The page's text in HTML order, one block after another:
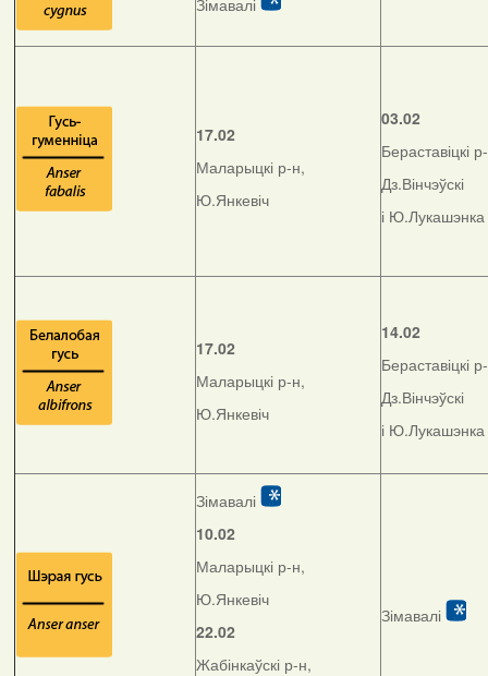
Зімавалі
17.02
Маларыцкі р-н,
Ю.Янкевіч
03.02
Бераставіцкі
Дз.Вінчэўскі
і Ю.Лукашэнка
17.02
Маларыцкі р-н,
Ю.Янкевіч
14.02
Бераставіцкі
Дз.Вінчэўскі
і Ю.Лукашэнка
Зімавалі
10.02
Маларыцкі р-н,
Ю.Янкевіч
22.02
Жабінкаўскі р-н,
Зімавалі